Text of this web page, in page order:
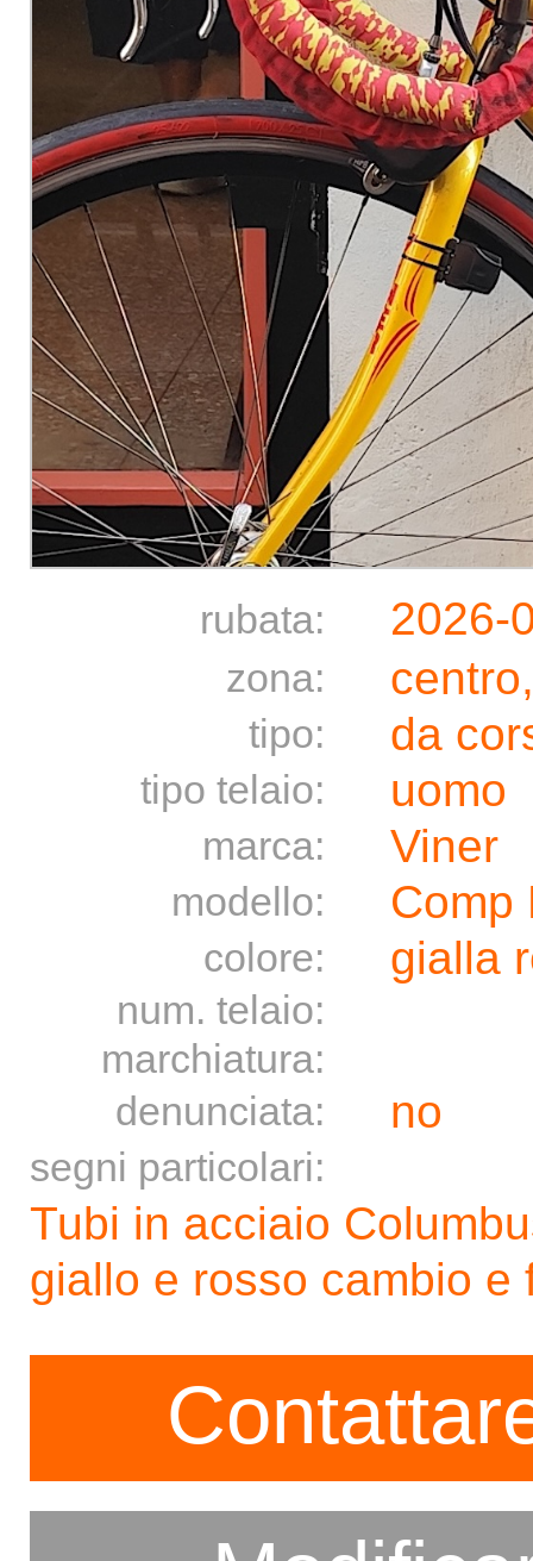
rubata: 2026-
zona:
tipo: da
tipo telaio: uomo
marca: Viner
modello: Comp
colore: gialla
num. telaio:
marchiatura:
denunciata:
no
segni particolari:
Tubi in acciaio
giallo e rosso cambio e